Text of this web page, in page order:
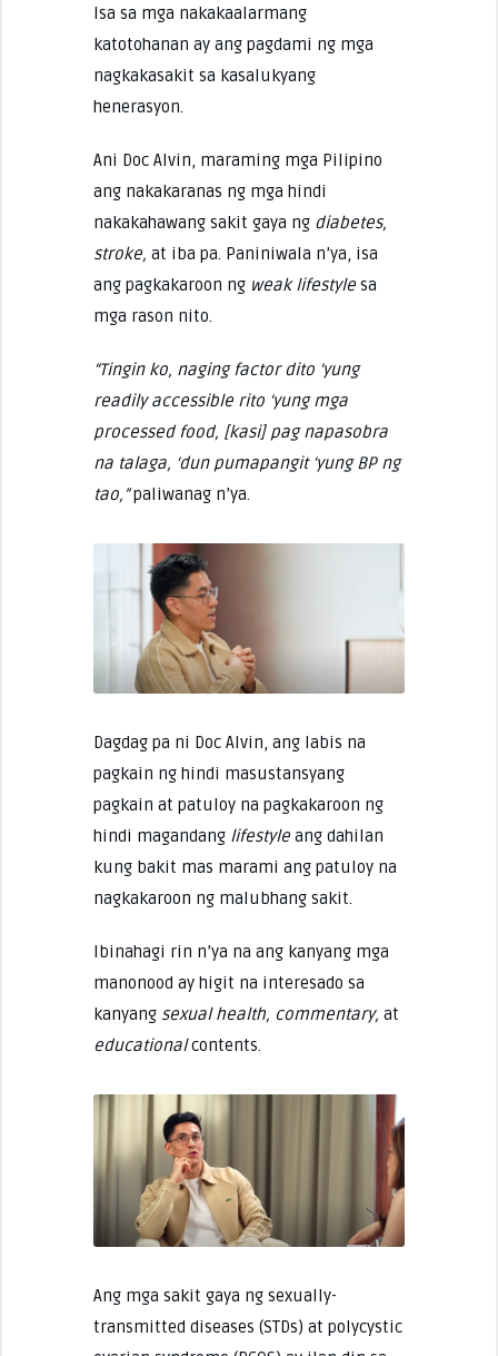
Isa sa mga nakakaalarmang
katotohanan ay ang pagdami ng mga
nagkakasakit sa kasalukyang
henerasyon.
Ani Doc Alvin, maraming mga Pilipino
ang nakakaranas ng mga hindi
nakakahawang sakit gaya ng diabetes,
stroke, at iba pa. Paniniwala n’ya, isa
ang pagkakaroon ng weak lifestyle sa
mga rason nito.
“Tingin ko, naging factor dito ‘yung
readily accessible rito ‘yung mga
processed food, [kasi] pag napasobra
na talaga, ‘dun pumapangit ‘yung BP ng
tao,”paliwanag n’ya.
Dagdag pa ni Doc Alvin, ang labis na
pagkain ng hindi masustansyang
pagkain at patuloy na pagkakaroon ng
hindi magandang lifestyle ang dahilan
kung bakit mas marami ang patuloy na
nagkakaroon ng malubhang sakit.
Ibinahagi rin n’ya na ang kanyang mga
manonood ay higit na interesado sa
kanyang sexual health, commentary, at
educationalcontents.
Ang mga sakit gaya ng sexually-
transmitted diseases (STDs) at polycystic